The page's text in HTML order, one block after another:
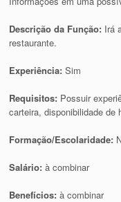
Descrição da Função: Irá
restaurante.
Experiência:Sim
Requisitos: Possuir
carteira, disponibilidade de
Formação/Escolaridade:
Salário:à combinar
Benefícios:à combinar